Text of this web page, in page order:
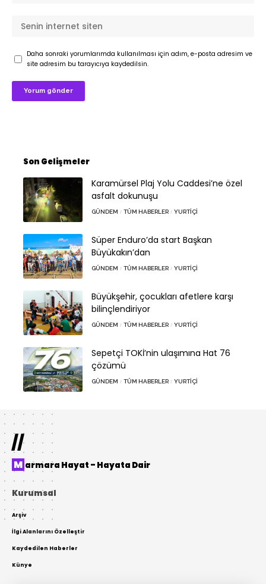
Daha sonraki yorumlarımda kullanılması için adım, e-posta adresim ve
site adresim bu tarayıcıya kaydedilsin.
Son Gelişmeler
Karamürsel Plaj Yolu Caddesi’ne özel
asfalt dokunuşu
GÜNDEM TÜM HABERLER YURTIÇI
Süper Enduro’da start Başkan
Büyükakın’dan
GÜNDEM TÜM HABERLER YURTIÇI
Büyükşehir, çocukları afetlere karşı
bilinçlendiriyor
GÜNDEM TÜM HABERLER YURTIÇI
Sepetçi TOKİ’nin ulaşımına Hat 76
çözümü
GÜNDEM TÜM HABERLER YURTIÇI
//
Marmara Hayat – Hayata Dair
Kurumsal
Arşiv
İlgi Alanlarını Özelleştir
Kaydedilen Haberler
Künye